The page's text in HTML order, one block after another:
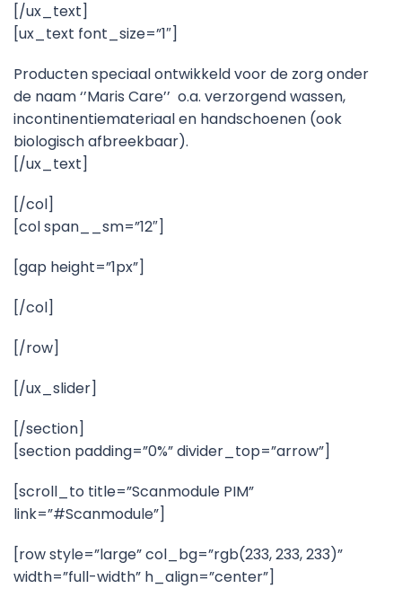
[/ux_text]
[ux_text font_size=”1″]
Producten speciaal ontwikkeld voor de zorg onder
de naam ‘’Maris Care’’ o.a. verzorgend wassen,
incontinentiemateriaal en handschoenen (ook
biologisch afbreekbaar).
[/ux_text]
[/col]
[col span__sm=”12″]
[gap height=”1px”]
[/col]
[/row]
[/ux_slider]
[/section]
[section padding=”0%” divider_top=”arrow”]
[scroll_to title=”Scanmodule PIM”
link=”#Scanmodule”]
[row style=”large” col_bg=”rgb(233, 233, 233)”
width=”full-width” h_align=”center”]